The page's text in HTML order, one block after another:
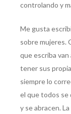
controlando y
Me gusta
sobre mujeres.
que escriba
tener sus
siempre lo
el que todos se
y se abracen.